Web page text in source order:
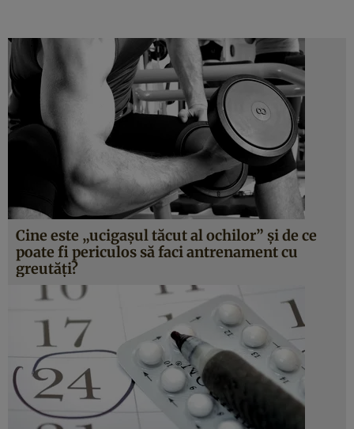
Cine este „ucigaşul tăcut al ochilor” şi de ce
poate fi periculos să faci antrenament cu
greutăţi?